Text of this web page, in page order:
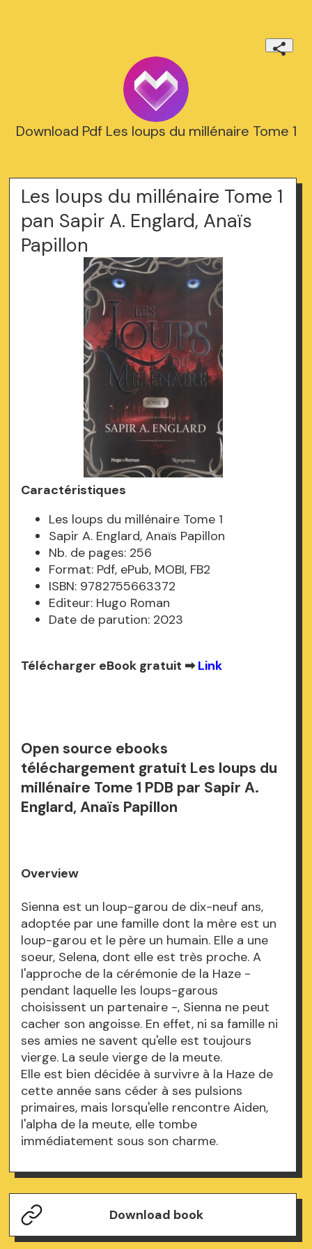
Download Pdf Les loups du millénaire Tome 1
Les loups du millénaire Tome 1
pan Sapir A. Englard, Anaïs
Papillon
Caractéristiques
Les loups du millénaire Tome 1
Sapir A. Englard, Anaïs Papillon
Nb. de pages: 256
Format: Pdf, ePub, MOBI, FB2
ISBN: 9782755663372
Editeur: Hugo Roman
Date de parution: 2023
Télécharger eBook gratuit ➡Link
Open source ebooks
téléchargement gratuit Les loups du
millénaire Tome 1 PDB par Sapir A.
Englard, Anaïs Papillon
Overview
Sienna est un loup-garou de dix-neuf ans,
adoptée par une famille dont la mère est un
loup-garou et le père un humain. Elle a une
soeur, Selena, dont elle est très proche. A
l'approche de la cérémonie de la Haze -
pendant laquelle les loups-garous
choisissent un partenaire -, Sienna ne peut
cacher son angoisse. En effet, ni sa famille ni
ses amies ne savent qu'elle est toujours
vierge. La seule vierge de la meute.
Elle est bien décidée à survivre à la Haze de
cette année sans céder à ses pulsions
primaires, mais lorsqu'elle rencontre Aiden,
l'alpha de la meute, elle tombe
immédiatement sous son charme.
Download book